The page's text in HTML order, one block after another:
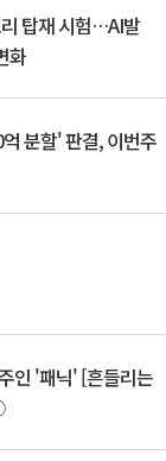
탑재 시험…AI발
화
분할' 판결, 이번주
인 '패닉' [흔들리는